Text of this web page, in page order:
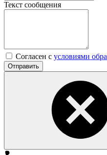
Текст сообщения
Согласен с условиями
Отправить